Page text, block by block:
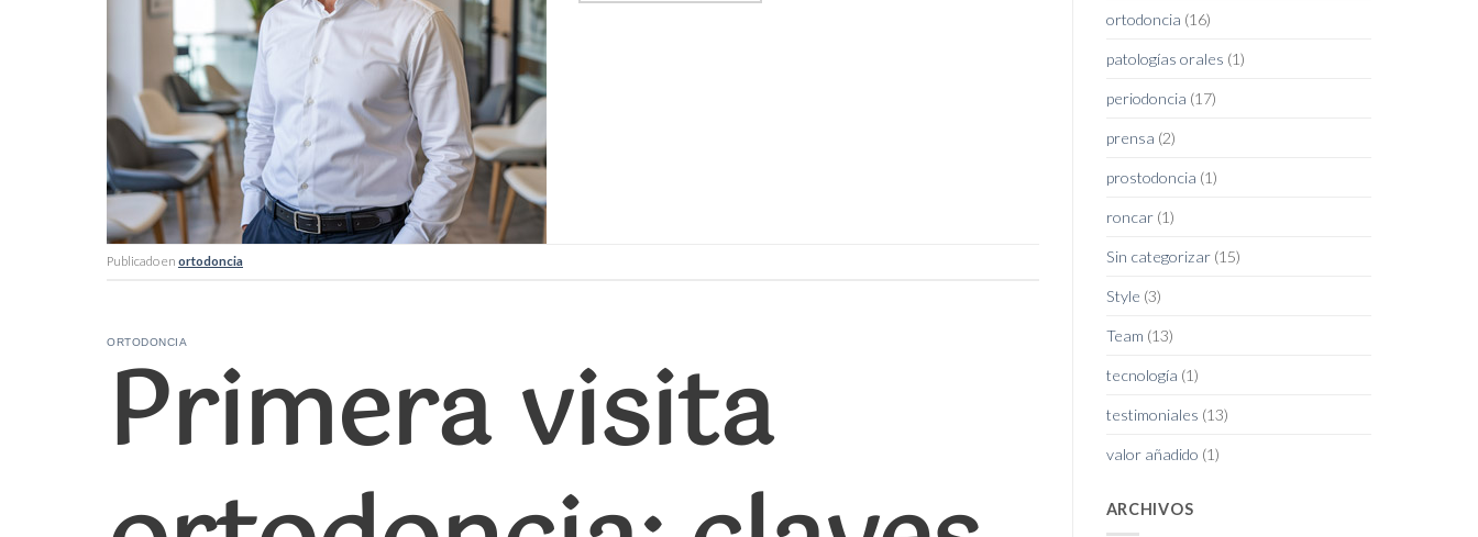
Publicado en ortodoncia
ORTODONCIA
Primera visita
ortodoncia (16)
patologías orales (1)
periodoncia (17)
prensa (2)
prostodoncia (1)
roncar(1)
Sin categorizar(15)
Style (3)
Team (13)
tecnología (1)
testimoniales (13)
valor añadido (1)
ARCHIVOS